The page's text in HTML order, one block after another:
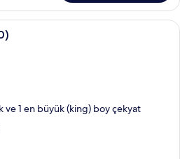
Daire (Naviglio Darsena 10) | Anti
ve 1 en büyük (king) boy çekyat